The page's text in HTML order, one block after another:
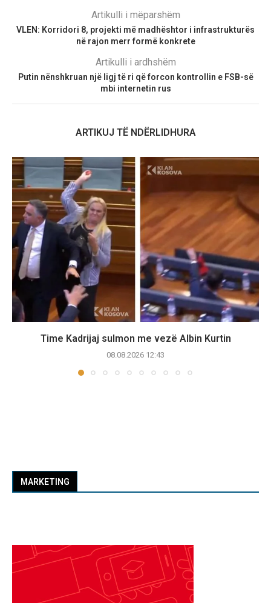
Artikulli i mëparshëm
VLEN: Korridori 8, projekti më madhështor i infrastrukturës
në rajon merr formë konkrete
Artikulli i ardhshëm
Putin nënshkruan një ligj të ri që forcon kontrollin e FSB-së
mbi internetin rus
ARTIKUJ TË NDËRLIDHURA
Time Kadrijaj sulmon me vezë Albin Kurtin
08.08.2026 12:43
MARKETING